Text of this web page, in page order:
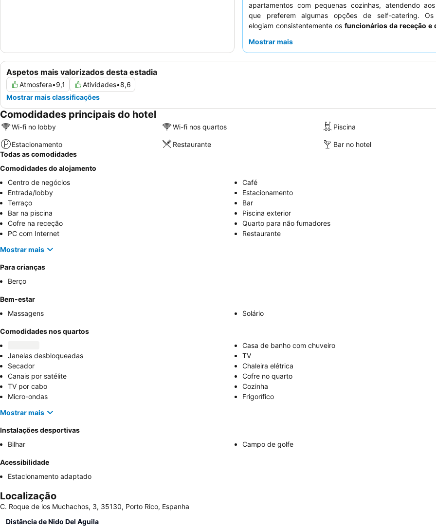
apartamentos com pequenas cozinhas, atendendo
que preferem algumas opções de self-catering. Os
elogiam consistentemente os funcionários da receção e
agradável. Para a melhor experiência, considere solicitar
Mostrar mais
Aspetos mais valorizados desta estadia
Atmosfera•9,1 Atividades•8,6
Mostrar mais classificações
Comodidades principais do hotel
Wi-fi no lobby Wi-fi nos quartos Piscina
Estacionamento Restaurante
Bar no hotel
Todas as comodidades
Comodidades do alojamento
Centro de negócios
Café
Entrada/lobby
Estacionamento
Terraço
Bar
Bar na piscina
Piscina exterior
Cofre na receção
Quarto para não fumadores
PC com Internet
Restaurante
Mostrar mais
Para crianças
Berço
Bem-estar
Massagens
Solário
Comodidades nos quartos
Casa de banho com chuveiro
Janelas desbloqueadas
TV
Secador
Chaleira elétrica
Canais por satélite
Cofre no quarto
TV por cabo
Cozinha
Micro-ondas
Frigorífico
Mostrar mais
Instalações desportivas
Bilhar
Campo de golfe
Acessibilidade
Estacionamento adaptado
Localização
C. Roque de los Muchachos, 3, 35130, Porto Rico, Espanha
Distância de Nido Del Aguila